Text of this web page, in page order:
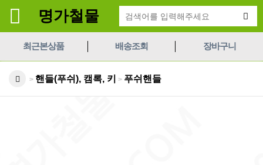
명가철물
최근본상품 배송조회 장바구니
> 핸들(푸쉬), 캠록, 키 > 푸쉬핸들